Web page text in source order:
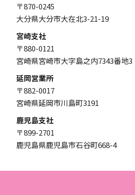
〒870-0245
大分県大分市大在北3-21-19
宮崎支社
〒880-0121
宮崎県宮崎市大字島之内7343番地3
延岡営業所
〒882-0017
宮崎県延岡市川島町3191
鹿児島支社
〒899-2701
鹿児島県鹿児島市石谷町668-4